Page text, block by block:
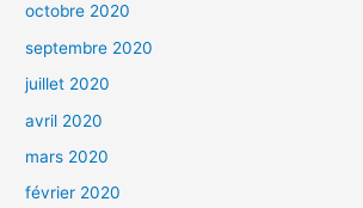
octobre 2020
septembre 2020
juillet 2020
avril 2020
mars 2020
février 2020